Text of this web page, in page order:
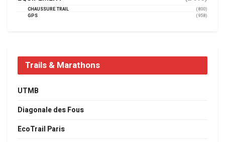
CHAUSSURE TRAIL
(800)
GPS
(958)
Trails & Marathons
UTMB
Diagonale des Fous
EcoTrail Paris